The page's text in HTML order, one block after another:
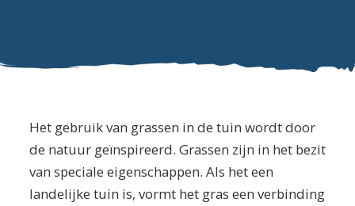
Het gebruik van grassen in de tuin wordt door
de natuur geïnspireerd. Grassen zijn in het bezit
van speciale eigenschappen. Als het een
landelijke tuin is, vormt het gras een verbinding